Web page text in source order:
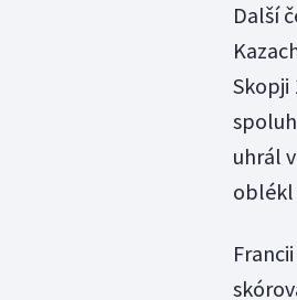
Další
Skopji
uhrál
oblékl